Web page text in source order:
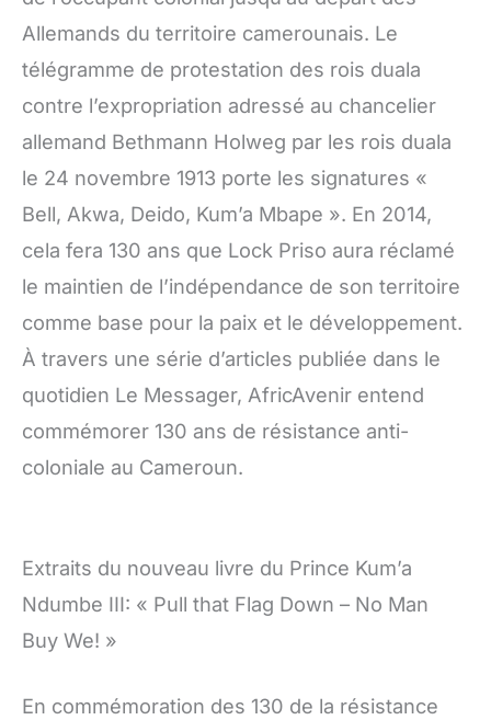
Allemands du territoire camerounais. Le
télégramme de protestation des rois duala
contre l’expropriation adressé au chancelier
allemand Bethmann Holweg par les rois duala
le 24 novembre 1913 porte les signatures «
Bell, Akwa, Deido, Kum’a Mbape ». En 2014,
cela fera 130 ans que Lock Priso aura réclamé
le maintien de l’indépendance de son territoire
comme base pour la paix et le développement.
À travers une série d’articles publiée dans le
quotidien Le Messager, AfricAvenir entend
commémorer 130 ans de résistance anti-
coloniale au Cameroun.
Extraits du nouveau livre du Prince Kum’a
Ndumbe III: « Pull that Flag Down – No Man
Buy We! »
En commémoration des 130 de la résistance